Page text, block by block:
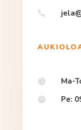

 Ma-
 Pe: